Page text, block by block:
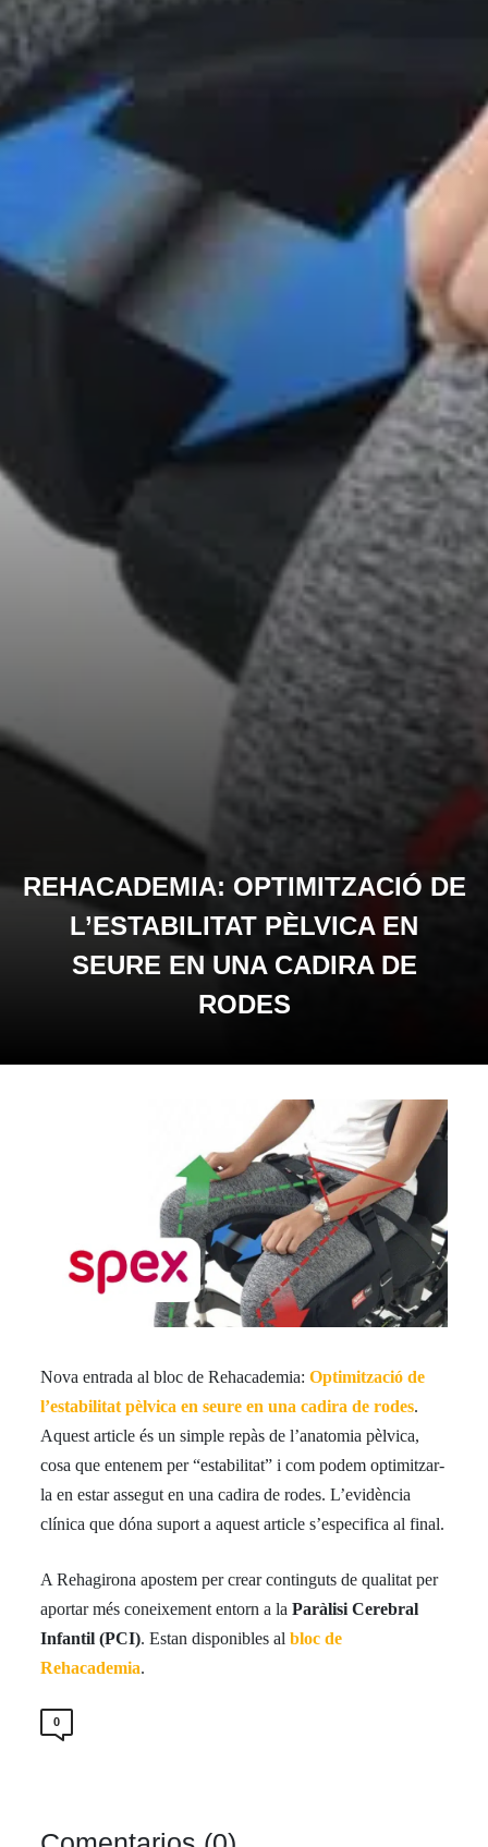
REHACADEMIA: OPTIMITZACIÓ DE
L’ESTABILITAT PÈLVICA EN
SEURE EN UNA CADIRA DE
RODES
Nova entrada al bloc de Rehacademia:Optimització de
l’estabilitat pèlvica en seure en una cadira de rodes.
Aquest article és un simple repàs de l’anatomia pèlvica,
cosa que entenem per “estabilitat” i com podem optimitzar-
la en estar assegut en una cadira de rodes. L’evidència
clínica que dóna suport a aquest article s’especifica al final.
A Rehagirona apostem per crear continguts de qualitat per
aportar més coneixement entorn a laParàlisi Cerebral
Infantil (PCI). Estan disponibles albloc de
Rehacademia.
0